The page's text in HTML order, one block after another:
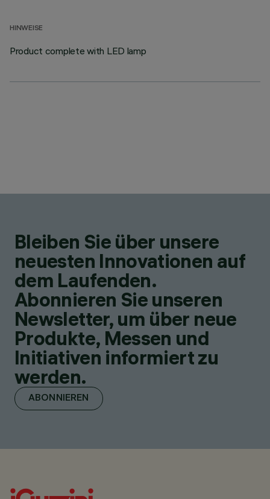
HINWEISE
Product complete with LED lamp
Bleiben Sie über unsere
neuesten Innovationen auf
dem Laufenden.
Abonnieren Sie unseren
Newsletter, um über neue
Produkte, Messen und
Initiativen informiert zu
werden.
ABONNIEREN